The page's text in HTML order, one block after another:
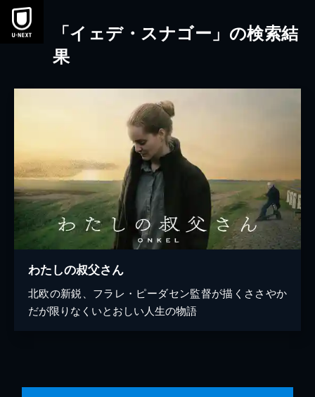
本文へスキップ
「イェデ・スナゴー」の検索結
果
わたしの叔父さん
北欧の新鋭、フラレ・ピーダセン監督が描くささやか
だが限りなくいとおしい人生の物語